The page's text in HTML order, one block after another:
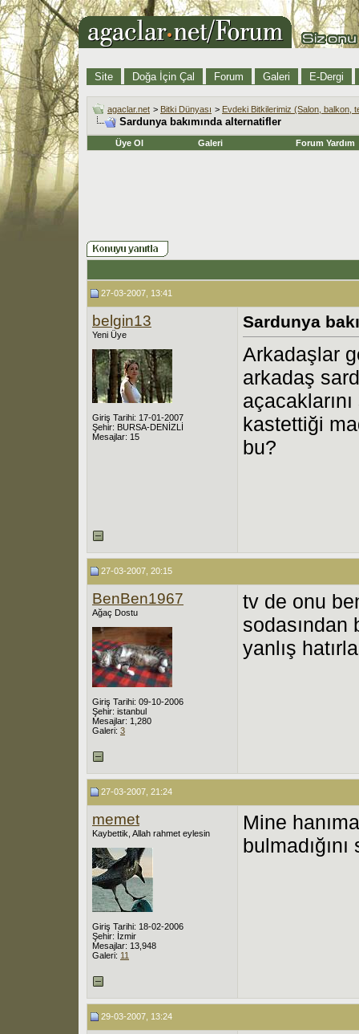
Site Doğa İçin Çal Forum Galeri E-Dergi
agaclar.net > Bitki Dünyası > Evdeki Bitkilerimiz (Salon, balkon,
Sardunya bakımında alternatifler
Üye Ol Galeri Forum Yardım
27-03-2007, 13:41
belgin13
Yeni Üye
Giriş Tarihi: 17-01-2007
Şehir: BURSA-DENİZLİ
Mesajlar: 15
Sardunya
Arkadaşlar
arkadaş
kastettiği
bu?
27-03-2007, 20:15
BenBen1967
Ağaç Dostu
Giriş Tarihi: 09-10-2006
Şehir: istanbul
Mesajlar: 1,280
Galeri: 3
tv de onu
sodasından
yanlış
27-03-2007, 21:24
memet
Kaybettik, Allah rahmet eylesin
Giriş Tarihi: 18-02-2006
Şehir: İzmir
Mesajlar: 13,948
Galeri: 11
Mine
29-03-2007, 13:24